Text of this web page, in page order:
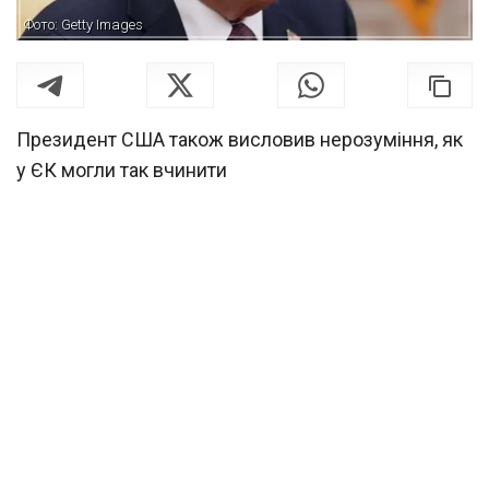
Фото: Getty Images
Президент США також висловив нерозуміння, як
у ЄК могли так вчинити